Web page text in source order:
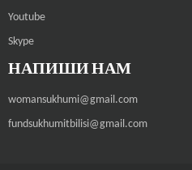
Youtube
Skype
НАПИШИ НАМ
womansukhumi@gmail.com
fundsukhumitbilisi@gmail.com